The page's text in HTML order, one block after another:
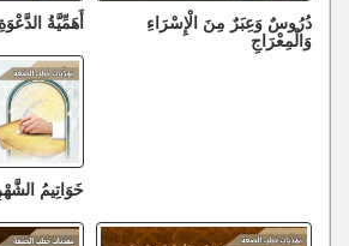
دُرُوسٌ وَعِبَرٌ مِنَ الْإِسْرَاءِ
وَالْمِعْرَاجِ
أَهَمِّيَّةُ
خَوَاتِيمُ